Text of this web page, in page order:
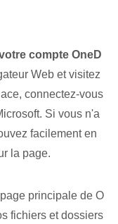
compte OneD
Web et visitez
connectez-vous
Si vous n'a
facilement en
la‌ page.
principale de O
fichiers et dossiers